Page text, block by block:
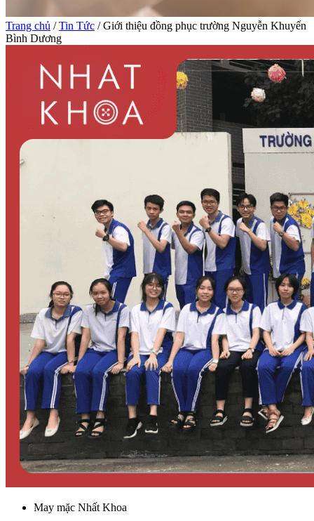
Trang chủ /Tin Tức / Giới thiệu đồng phục trường Nguyễn Khuyến
Bình Dương
May mặc Nhất Khoa